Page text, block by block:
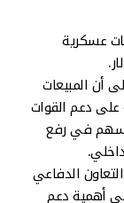
عسكرية
أن المبيعات
دعم القوات
يسهم في رفع
الدفاعي
أهمية دعم